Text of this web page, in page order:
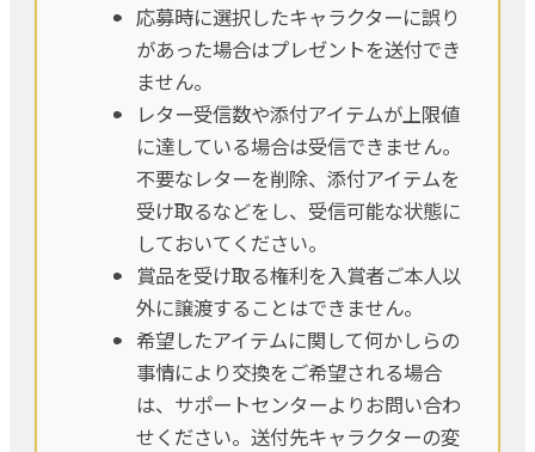
応募時に選択したキャラクターに誤り
があった場合はプレゼントを送付でき
ません。
レター受信数や添付アイテムが上限値
に達している場合は受信できません。
不要なレターを削除、添付アイテムを
受け取るなどをし、受信可能な状態に
しておいてください。
賞品を受け取る権利を入賞者ご本人以
外に譲渡することはできません。
希望したアイテムに関して何かしらの
事情により交換をご希望される場合
は、サポートセンターよりお問い合わ
せください。送付先キャラクターの変